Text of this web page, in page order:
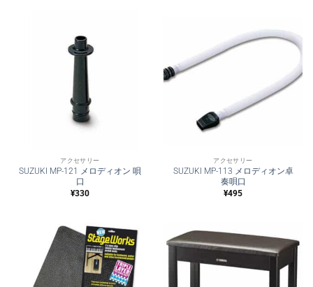
アクセサリー
SUZUKI MP-121 メロディオン 唄
口
¥330
アクセサリー
SUZUKI MP-113 メロディオン卓
奏唄口
¥495